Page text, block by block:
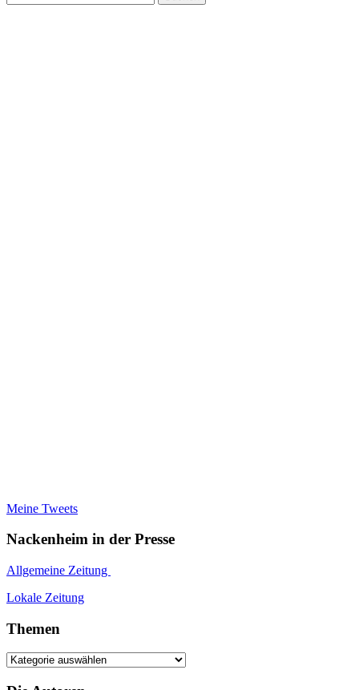
nach:
Meine Tweets
Nackenheim in der Presse
Allgemeine Zeitung
Lokale Zeitung
Themen
Themen